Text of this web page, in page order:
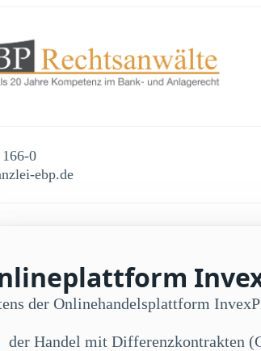
0
ebp.de
der Onlinehandelsplattform
der Handel mit Differenzkontrakten